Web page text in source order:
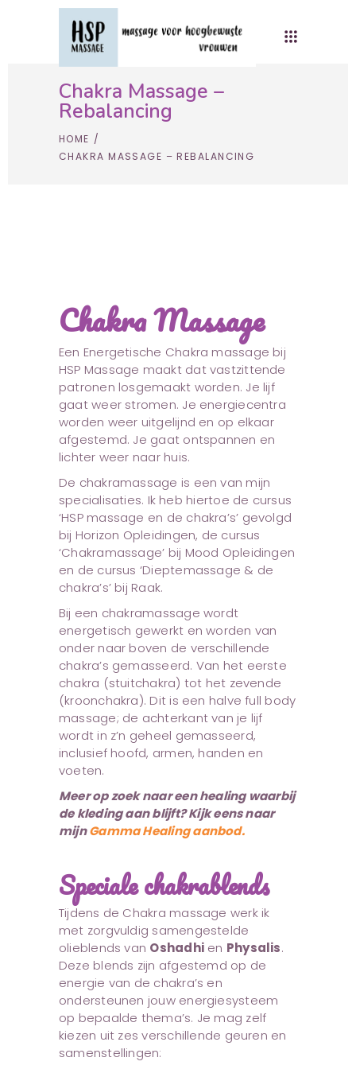
Chakra Massage –
Rebalancing
HOME /
CHAKRA MASSAGE – REBALANCING
Chakra Massage
Een Energetische Chakra massage bij
HSP Massage maakt dat vastzittende
patronen losgemaakt worden. Je lijf
gaat weer stromen. Je energiecentra
worden weer uitgelijnd en op elkaar
afgestemd. Je gaat ontspannen en
lichter weer naar huis.
De chakramassage is een van mijn
specialisaties. Ik heb hiertoe de cursus
‘HSP massage en de chakra’s’ gevolgd
bij Horizon Opleidingen, de cursus
‘Chakramassage’ bij Mood Opleidingen
en de cursus ‘Dieptemassage & de
chakra’s’ bij Raak.
Bij een chakramassage wordt
energetisch gewerkt en worden van
onder naar boven de verschillende
chakra’s gemasseerd. Van het eerste
chakra (stuitchakra) tot het zevende
(kroonchakra). Dit is een halve full body
massage; de achterkant van je lijf
wordt in z’n geheel gemasseerd,
inclusief hoofd, armen, handen en
voeten.
Meer op zoek naar een healing waarbij
de kleding aan blijft? Kijk eens naar
mijnGamma Healing aanbod.
Speciale chakrablends
Tijdens de Chakra massage werk ik
met zorgvuldig samengestelde
olieblends van Oshadhien Physalis.
Deze blends zijn afgestemd op de
energie van de chakra’s en
ondersteunen jouw energiesysteem
op bepaalde thema’s. Je mag zelf
kiezen uit zes verschillende geuren en
samenstellingen: